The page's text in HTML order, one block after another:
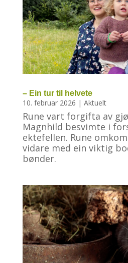
– Ein tur til helvete
10. februar 2026 | Aktuelt
Rune vart forgifta av
Magnhild besvimte i
ektefellen. Rune
vidare med ein viktig
bønder.